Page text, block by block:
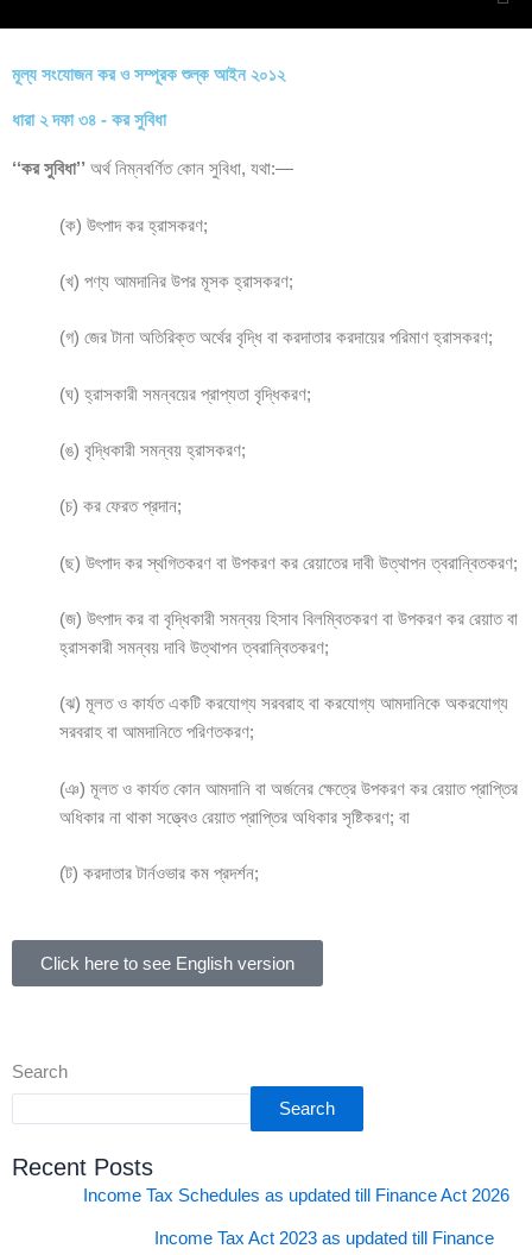
মূল্য সংযোজন কর ও সম্পূরক শুল্ক আইন ২০১২
ধারা ২ দফা ৩৪ - কর সুবিধা
‘‘কর সুবিধা’’ অর্থ নিম্নবর্ণিত কোন সুবিধা, যথা:―
(ক) উৎপাদ কর হ্রাসকরণ;
(খ) পণ্য আমদানির উপর মূসক হ্রাসকরণ;
(গ) জের টানা অতিরিক্ত অর্থের বৃদ্ধি বা করদাতার করদায়ের পরিমাণ হ্রাসকরণ;
(ঘ) হ্রাসকারী সমন্বয়ের প্রাপ্যতা বৃদ্ধিকরণ;
(ঙ) বৃদ্ধিকারী সমন্বয় হ্রাসকরণ;
(চ) কর ফেরত প্রদান;
(ছ) উৎপাদ কর স্থগিতকরণ বা উপকরণ কর রেয়াতের দাবী উত্থাপন ত্বরান্বিতকরণ;
(জ) উৎপাদ কর বা বৃদ্ধিকারী সমন্বয় হিসাব বিলম্বিতকরণ বা উপকরণ কর রেয়াত বা
হ্রাসকারী সমন্বয় দাবি উত্থাপন ত্বরান্বিতকরণ;
(ঝ) মূলত ও কার্যত একটি করযোগ্য সরবরাহ বা করযোগ্য আমদানিকে অকরযোগ্য
সরবরাহ বা আমদানিতে পরিণতকরণ;
(ঞ) মূলত ও কার্যত কোন আমদানি বা অর্জনের ক্ষেত্রে উপকরণ কর রেয়াত প্রাপ্তির
অধিকার না থাকা সত্ত্বেও রেয়াত প্রাপ্তির অধিকার সৃষ্টিকরণ; বা
(ট) করদাতার টার্নওভার কম প্রদর্শন;
Click here to see English version
Search
Search
Recent Posts
Income Tax Schedules as updated till Finance Act 2026
Income Tax Act 2023 as updated till Finance